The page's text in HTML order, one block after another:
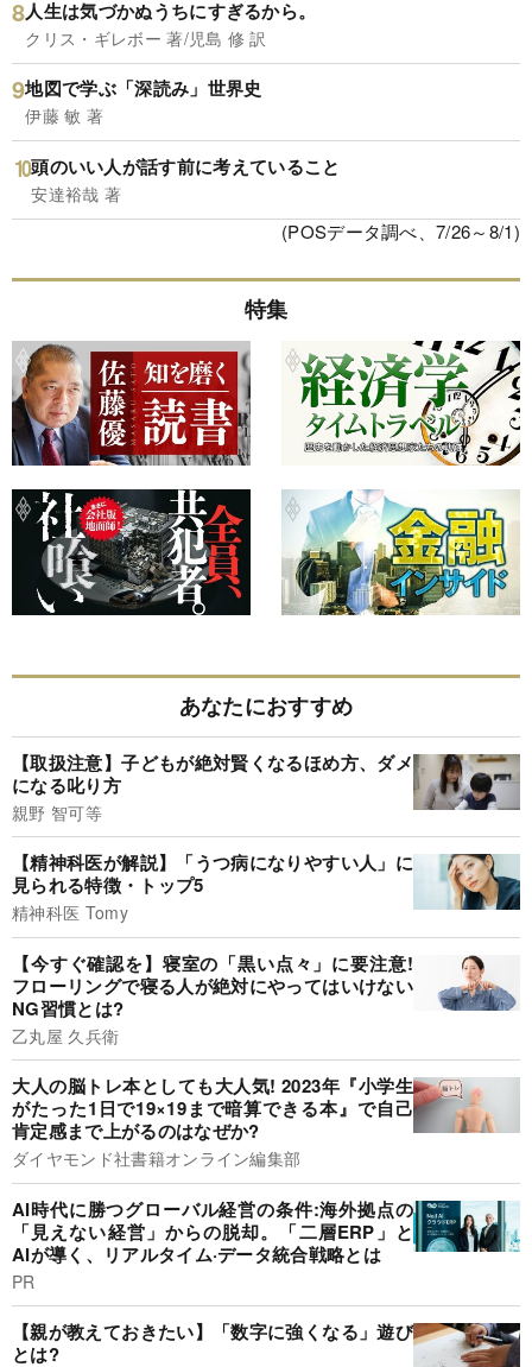
人生は気づかぬうちにすぎるから。
クリス・ギレボー 著/児島 修 訳
地図で学ぶ「深読み」世界史
伊藤 敏 著
頭のいい人が話す前に考えていること
安達裕哉 著
(POSデータ調べ、7/26～8/1)
特集
あなたにおすすめ
【取扱注意】子どもが絶対賢くなるほめ方、ダメ
になる叱り方
親野 智可等
【精神科医が解説】「うつ病になりやすい人」に
見られる特徴・トップ5
精神科医 Tomy
【今すぐ確認を】寝室の「黒い点々」に要注意!
フローリングで寝る人が絶対にやってはいけない
NG習慣とは?
乙丸屋 久兵衛
大人の脳トレ本としても大人気! 2023年『小学生
がたった1日で19×19まで暗算できる本』で自己
肯定感まで上がるのはなぜか?
ダイヤモンド社書籍オンライン編集部
AI時代に勝つグローバル経営の条件:海外拠点の
「見えない経営」からの脱却。「二層ERP」と
AIが導く、リアルタイム·データ統合戦略とは
PR
【親が教えておきたい】「数字に強くなる」遊び
とは?